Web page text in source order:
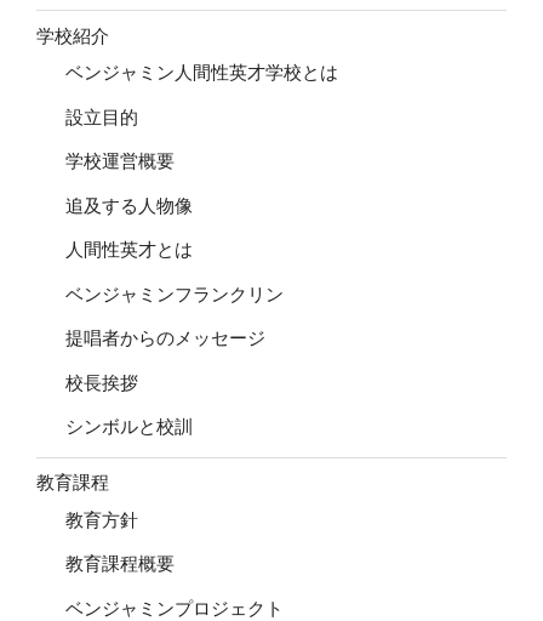
学校紹介
ベンジャミン人間性英才学校とは
設立目的
学校運営概要
追及する人物像
人間性英才とは
ベンジャミンフランクリン
提唱者からのメッセージ
校長挨拶
シンボルと校訓
教育課程
教育方針
教育課程概要
ベンジャミンプロジェクト